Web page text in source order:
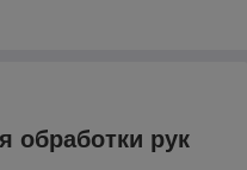
обработки рук